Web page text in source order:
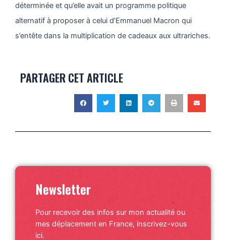
déterminée et qu’elle avait un programme politique
alternatif à proposer à celui d’Emmanuel Macron qui
s’entête dans la multiplication de cadeaux aux ultrariches.
PARTAGER CET ARTICLE
Newsletter
Pour recevoir des infos sur mon actualité ou
mes déplacement en France, inscrivez-vous
ici.